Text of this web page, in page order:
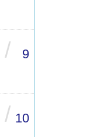
/ 9
/ 10